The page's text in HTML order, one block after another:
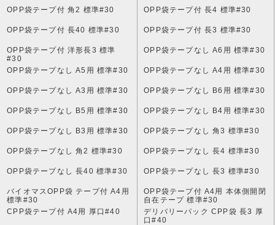
OPP袋テープ付 角2 標準#30 OPP袋テープ付 長4 標準#30
OPP袋テープ付 長40 標準#30 OPP袋テープ付 長3 標準#30
OPP袋テープ付 洋形長3 標準
#30
OPP袋テープなし A6用 標準#30
OPP袋テープなし A5用 標準#30 OPP袋テープなし A4用 標準#30
OPP袋テープなし A3用 標準#30 OPP袋テープなし B6用 標準#30
OPP袋テープなし B5用 標準#30 OPP袋テープなし B4用 標準#30
OPP袋テープなし B3用 標準#30 OPP袋テープなし 角3 標準#30
OPP袋テープなし 角2 標準#30 OPP袋テープなし 長4 標準#30
OPP袋テープなし 長40 標準#30 OPP袋テープなし 長3 標準#30
バイオマスOPP袋 テープ付 A4用
標準#30
OPP袋テープ付 A4用 本体側開閉
自在テープ 標準#30
CPP袋テープ付 A4用 厚口#40
デリバリーパック CPP袋 長3 厚
口#40